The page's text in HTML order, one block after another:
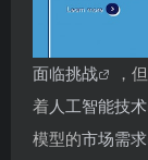
面临挑战 ，但
着人工智能技术
模型的市场需求